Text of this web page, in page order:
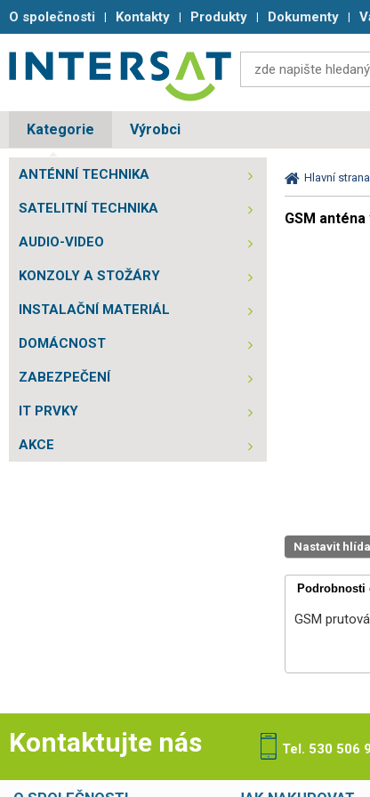
O společnosti Kontakty Produkty Dokumenty
Kategorie Výrobci
ANTÉNNÍ TECHNIKA
SATELITNÍ TECHNIKA
AUDIO-VIDEO
KONZOLY A STOŽÁRY
INSTALAČNÍ MATERIÁL
DOMÁCNOST
ZABEZPEČENÍ
IT PRVKY
AKCE
Hlavní strana
GSM
Nastavit
Podrobnosti
GSM
Kontaktujte nás Tel. 530 506